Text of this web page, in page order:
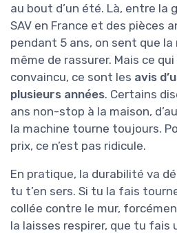
au bout d’un été. Là, entre la
SAV en France et des pièces
pendant 5 ans, on sent que la
même de rassurer. Mais ce
convaincu, ce sont les avis
plusieurs années. Certains
ans non-stop à la maison,
la machine tourne toujours.
prix, ce n’est pas ridicule.
En pratique, la durabilité va
tu t’en sers. Si tu la fais
collée contre le mur,
la laisses respirer, que tu fais